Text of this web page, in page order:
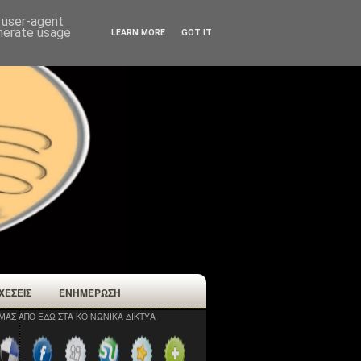
ΕΝΗΜΕΡΩΣΗ
ΑΠΟ ΕΔΩ ΣΤΑ ΚΟΙΝΩΝΙΚΑ ΔΙΚΤΥΑ
agent
usage LEARN MORE GOT IT